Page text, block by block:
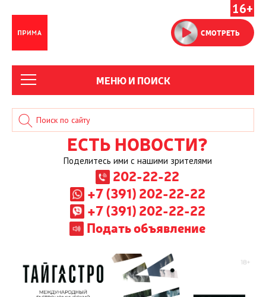
16+
СМОТРЕТЬ
МЕНЮ И ПОИСК
ЕСТЬ НОВОСТИ?
Поделитесь ими с нашими зрителями
202-22-22
+7 (391) 202-22-22
+7 (391) 202-22-22
Подать объявление